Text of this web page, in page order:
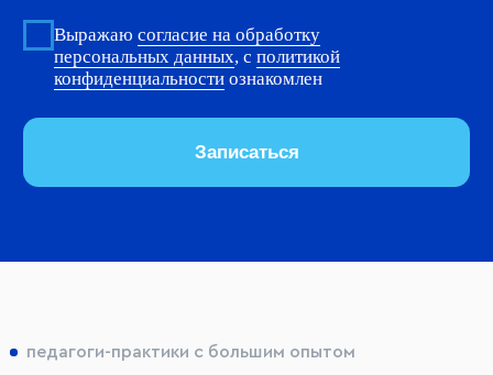
педагоги-практики с большим опытом